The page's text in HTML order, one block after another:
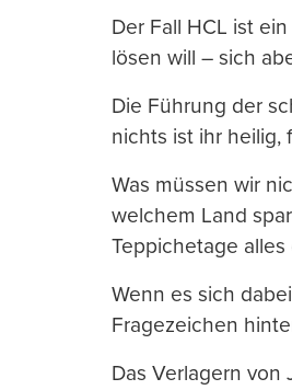
Der Fall HCL ist
lösen will – sich
Die Führung der
nichts ist ihr heilig,
Was müssen wir
welchem Land
Teppichetage alles
Wenn es sich
Fragezeichen
Das Verlagern von